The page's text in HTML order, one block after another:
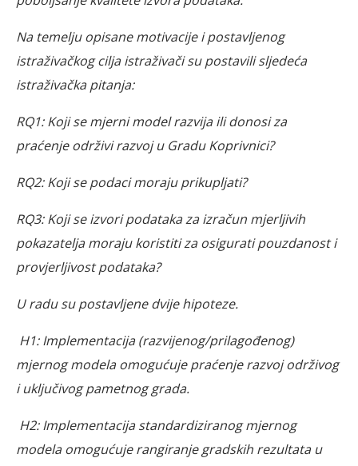
Na temelju opisane motivacije i postavljenog
istraživačkog cilja istraživači su postavili sljedeća
istraživačka pitanja:
RQ1: Koji se mjerni model razvija ili donosi za
praćenje održivi razvoj u Gradu Koprivnici?
RQ2: Koji se podaci moraju prikupljati?
RQ3: Koji se izvori podataka za izračun mjerljivih
pokazatelja moraju koristiti za osigurati pouzdanost i
provjerljivost podataka?
U radu su postavljene dvije hipoteze.
H1: Implementacija (razvijenog/prilagođenog)
mjernog modela omogućuje praćenje razvoj održivog
i uključivog pametnog grada.
H2: Implementacija standardiziranog mjernog
modela omogućuje rangiranje gradskih rezultata u